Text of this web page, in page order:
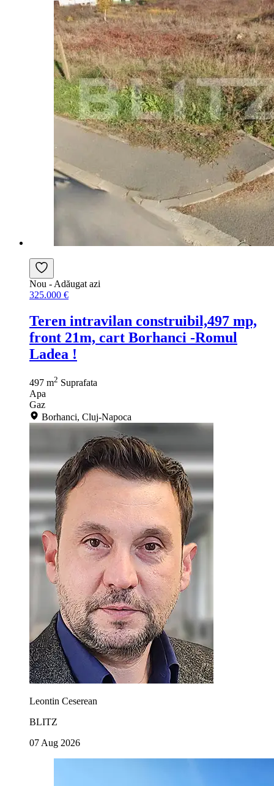
Nou - Adăugat azi
325.000 €
Teren intravilan construibil,497 mp,
front 21m, cart Borhanci -Romul
Ladea !
497 m2 Suprafata
Apa
Gaz
Borhanci, Cluj-Napoca
Leontin Ceserean
BLITZ
07 Aug 2026